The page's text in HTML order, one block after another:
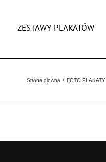
ZESTAWY PLAKATÓW
Strona główna FOTO PLAKATY